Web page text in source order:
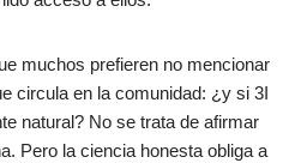
muchos prefieren no mencionar
circula en la comunidad: ¿y si 3I
natural? No se trata de afirmar
Pero la ciencia honesta obliga a